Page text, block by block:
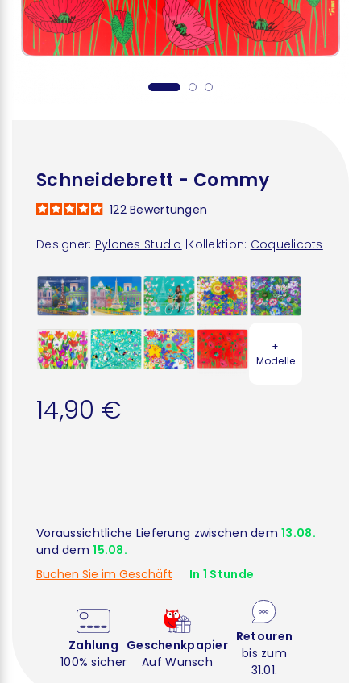
Schneidebrett - Commy
Designer: Pylones Studio Kollektion: Coquelicots
122Bewertungen
+
Modelle
14,90 €
Voraussichtliche Lieferung zwischen dem13.08.
und dem15.08.
Buchen Sie im Geschäft
In 1 Stunde
Zahlung
100% sicher
Geschenkpapier
Auf Wunsch
Retouren
bis zum
31.01.